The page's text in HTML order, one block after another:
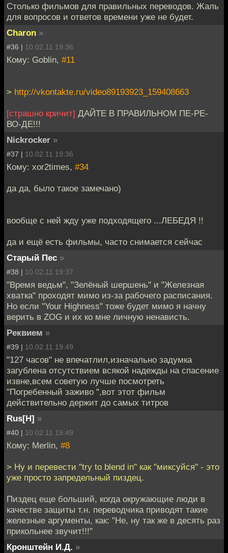
Столько фильмов для правильных переводов. Жаль
для вопросов и ответов времени уже не будет.
Charon »
#36 | 10.02.11 19:36
Кому: Goblin, #11
> http://vkontakte.ru/video89193923_159408663
[страшно кричит] ДАЙТЕ В ПРАВИЛЬНОМ ПЕ-РЕ-
ВО-ДЕ!!!
Nickrocker »
#37 | 10.02.11 19:36
Кому: xor2times, #34
да да, было такое замечано)
вообще с ней жду уже подходящего ...ЛЕБЕДЯ !!
да и ещё есть фильмы, часто снимается сейчас
Старый Пес »
#38 | 10.02.11 19:37
"Время ведьм", "Зелёный шершень" и "Железная
хватка" проходят мимо из-за рабочего расписания.
Но если "Your Highness" тоже будет мимо я начну
верить в ZOG и их ко мне личную ненависть.
Реквием »
#39 | 10.02.11 19:49
"127 часов" не впечатлил,изначально задумка
загублена отсутствием всякой надежды на спасение
извне,всем советую лучше посмотреть
"Погребенный заживо ",вот этот фильм
действительно держит до самых титров
Rus[H] »
#40 | 10.02.11 19:49
Кому: Merlin, #8
> Ну и перевести "try to blend in" как "миксуйся" - это
уже просто запредельный пиздец.
Пиздец еще больший, когда окружающие люди в
качестве защиты т.н. переводчика приводят такие
железные аргументы, как: "Не, ну так же в десять раз
прикольнее звучит!!!"
Кронштейн И.Д. »